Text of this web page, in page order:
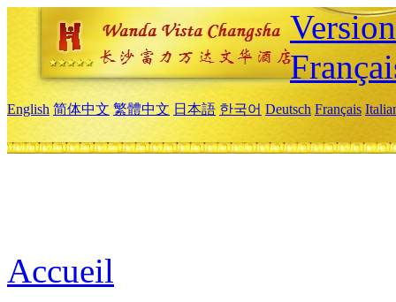
English 简体中文 繁體中文 日本語 한국어 Deutsch Français
Accueil